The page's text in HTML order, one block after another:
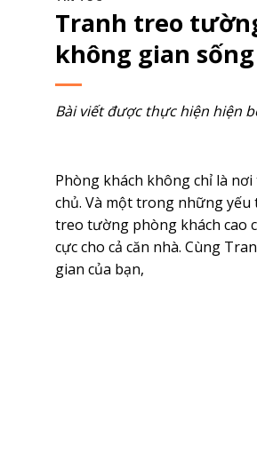
Tranh treo
không gian sống
Bài viết được thực hiện hiện
Phòng khách không chỉ là
chủ. Và một trong những
treo tường phòng khách cao
cực cho cả căn nhà. Cùng
gian của bạn,